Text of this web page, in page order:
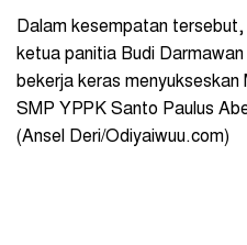
Dalam kesempatan
ketua panitia Budi
bekerja keras menyukseskan
SMP YPPK Santo Paulus
(Ansel Deri/Odiyaiwuu.com)